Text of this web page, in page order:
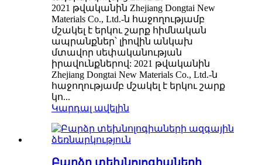
2021 թվականին Zhejiang Dongtai New
Materials Co., Ltd.-ն հաջողությամբ
մշակել է երկու շարք հիմնական
ապրանքներ՝ լիովին անկախ
մտավոր սեփականության
իրավունքներով: 2021 թվականին
Zhejiang Dongtai New Materials Co., Ltd.-ն
հաջողությամբ մշակել է երկու շարք
կո...
Կարդալ ավելին
Բարձր տեխնոլոգիաների